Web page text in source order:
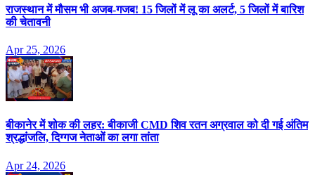
राजस्थान में मौसम भी अजब-गजब! 15 जिलों में लू का अलर्ट, 5 जिलों में बारिश
की चेतावनी
Apr 25, 2026
बीकानेर में शोक की लहर: बीकाजी CMD शिव रतन अग्रवाल को दी गई अंतिम
श्रद्धांजलि, दिग्गज नेताओं का लगा तांता
Apr 24, 2026